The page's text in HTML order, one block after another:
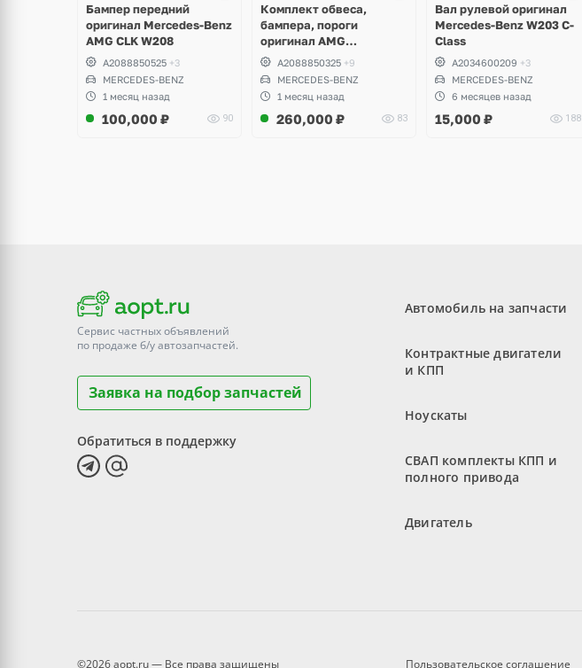
Бампер передний
оригинал Mercedes-Benz
AMG CLK W208
A2088850525 +3
MERCEDES-BENZ
1 месяц назад
100,000 ₽ 90
Комплект обвеса,
бампера, пороги
оригинал AMG
Mercedes-Benz CLK
W208
A2088850325 +9
MERCEDES-BENZ
1 месяц назад
260,000 ₽ 83
Вал рулевой оригинал
Mercedes-Benz W203 C-
Class
A2034600209 +3
MERCEDES-BENZ
6 месяцев назад
15,000 ₽ 188
Сервис частных объявлений
по продаже б/уавтозапчастей.
Заявка на подбор запчастей
Обратиться в поддержку
Автомобиль на запчасти
Контрактные двигатели
и КПП
Ноускаты
СВАП комплекты КПП и
полного привода
Двигатель
©2026 aopt.ru — Все права защищены Пользовательское соглашение